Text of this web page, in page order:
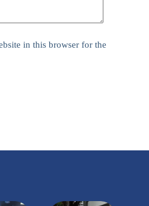
in this browser for the